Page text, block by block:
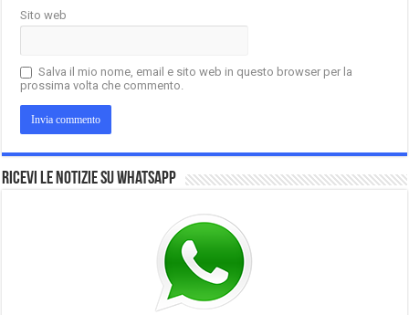
Sito web
Salva il mio nome, email e sito web in questo browser per la
prossima volta che commento.
Ricevi le notizie su Whatsapp